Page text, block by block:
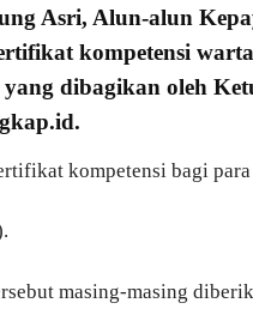
Asri, Alun-alun
kompetensi
dibagikan oleh
kompetensi bagi
masing-masing